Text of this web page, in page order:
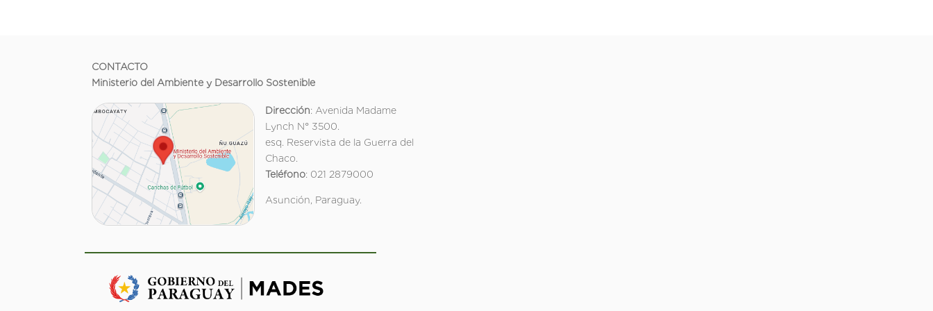
CONTACTO
Ministerio del Ambiente y Desarrollo Sostenible
Dirección: Avenida Madame
Lynch N° 3500.
esq. Reservista de la Guerra del
Chaco.
Teléfono: 021 2879000
Asunción, Paraguay.